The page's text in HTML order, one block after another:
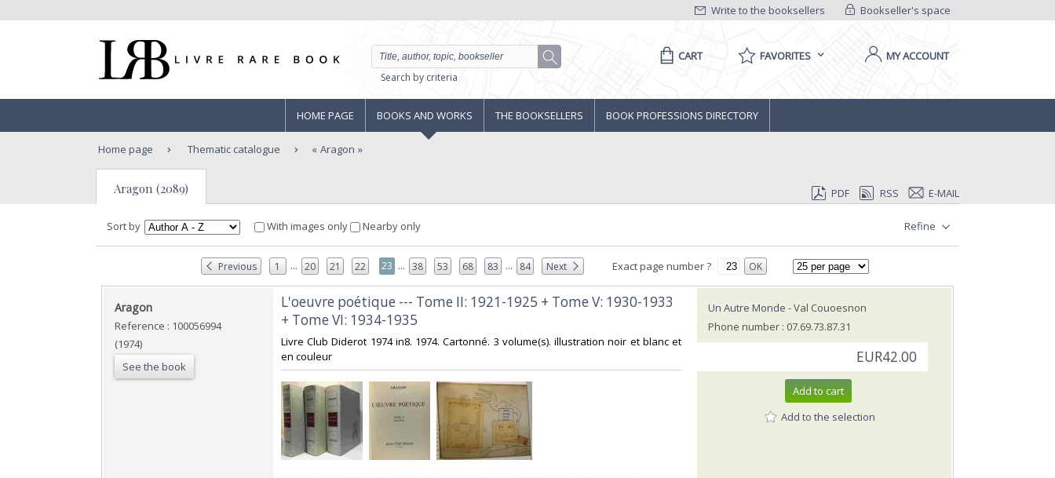
Bookseller's space
Write to the booksellers
Search by criteria
CART FAVORITES MY ACCOUNT
HOME PAGE BOOKS AND WORKS THE BOOKSELLERS BOOK PROFESSIONS DIRECTORY
Home page Thematic catalogue Aragon
Aragon (2089) PDF RSS E-MAIL
Sort by With images only Nearby only Refine
Previous 1 ... 20 21 22 23 ... 38 53 68 83 ... 84 Next Exact page number ? OK
‎Aragon‎
Reference : 100056994
(1974)
See the book
‎L'oeuvre poétique --- Tome II: 1921-1925 + Tome V: 1930-1933
+ Tome VI: 1934-1935‎
‎Livre Club Diderot 1974 in8. 1974. Cartonné. 3 volume(s). illustration noir et blanc et
en couleur‎
Un Autre Monde - Val Couoesnon
Phone number : 07.69.73.87.31
EUR42.00
Add to cart
Add to the selection